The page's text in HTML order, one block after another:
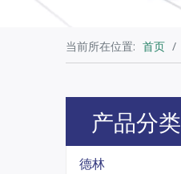
当前所在位置: 首页 /
产品分类
德林